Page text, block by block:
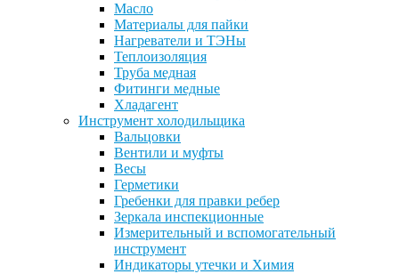
Масло
Материалы для пайки
Нагреватели и ТЭНы
Теплоизоляция
Труба медная
Фитинги медные
Хладагент
Инструмент холодильщика
Вальцовки
Вентили и муфты
Весы
Герметики
Гребенки для правки ребер
Зеркала инспекционные
Измерительный и вспомогательный
инструмент
Индикаторы утечки и Химия